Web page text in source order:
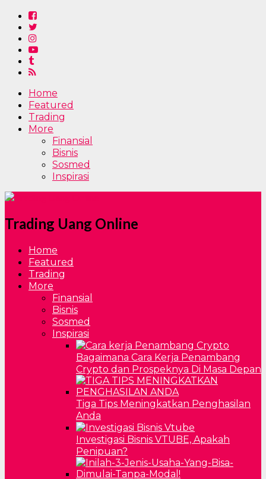
Home
Featured
Trading
More
Finansial
Bisnis
Sosmed
Inspirasi
Trading Uang Online
Home
Featured
Trading
More
Finansial
Bisnis
Sosmed
Inspirasi
Bagaimana Cara Kerja Penambang
Crypto dan Prospeknya Di Masa Depan
Tiga Tips Meningkatkan Penghasilan
Anda
Investigasi Bisnis VTUBE, Apakah
Penipuan?